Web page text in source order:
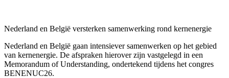
Nederland en België versterken samenwerking rond kernenergie
Nederland en België gaan intensiever samenwerken op het gebied
van kernenergie. De afspraken hierover zijn vastgelegd in een
Memorandum of Understanding, ondertekend tijdens het congres
BENENUC26.